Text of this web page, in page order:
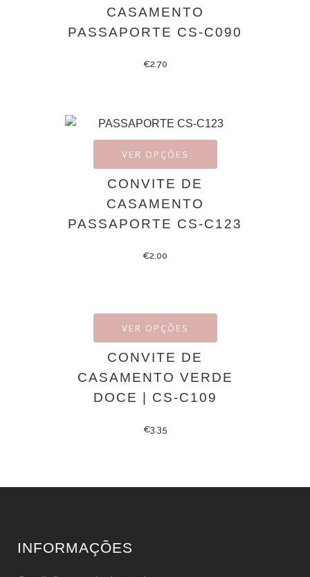
CASAMENTO
PASSAPORTE CS-C090
€2.70
VER OPÇÕES
CONVITE DE
CASAMENTO
PASSAPORTE CS-C123
€2.00
VER OPÇÕES
CONVITE DE
CASAMENTO VERDE
DOCE | CS-C109
€3.35
INFORMAÇÕES